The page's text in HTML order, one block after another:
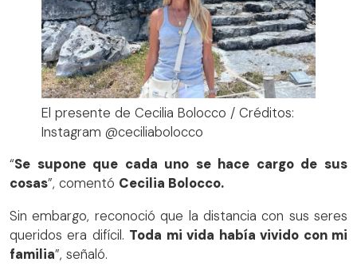
El presente de Cecilia Bolocco / Créditos:
Instagram @ceciliabolocco
“Se supone que cada uno se hace cargo de sus
cosas”, comentó Cecilia Bolocco.
Sin embargo, reconoció que la distancia con sus seres
queridos era difícil. Toda mi vida había vivido con mi
familia”, señaló.